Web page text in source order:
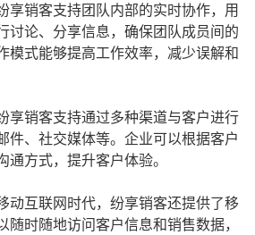
享销客支持团队内部的实时协作，用
讨论、分享信息，确保团队成员间的
模式能够提高工作效率，减少误解和
享销客支持通过多种渠道与客户进行
件、社交媒体等。企业可以根据客户
通方式，提升客户体验。
动互联网时代，纷享销客还提供了移
随时随地访问客户信息和销售数据，